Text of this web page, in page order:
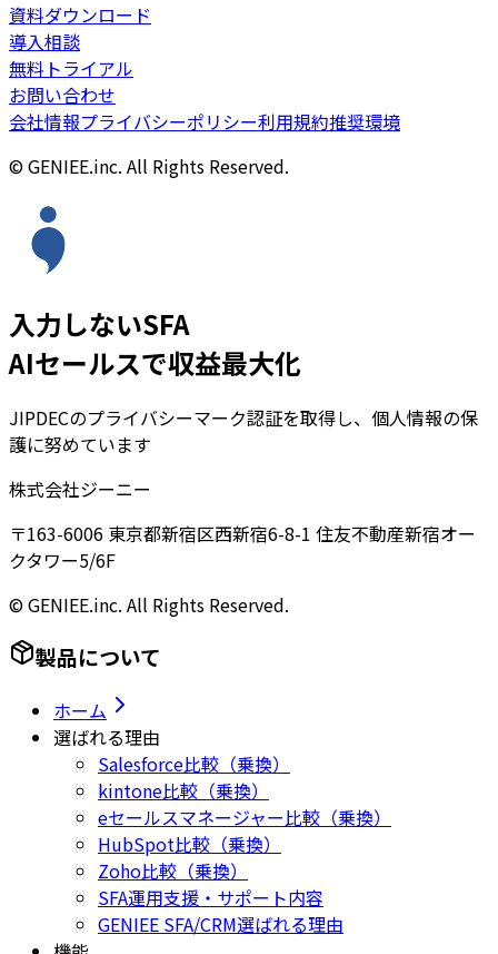
資料ダウンロード
導入相談
無料トライアル
お問い合わせ
会社情報プライバシーポリシー利用規約推奨環境
© GENIEE.inc. All Rights Reserved.
入力しないSFA
AIセールスで収益最大化
JIPDECのプライバシーマーク認証を取得し、個人情報の保
護に努めています
株式会社ジーニー
〒163-6006 東京都新宿区西新宿6-8-1 住友不動産新宿オー
クタワー5/6F
© GENIEE.inc. All Rights Reserved.
製品について
ホーム
選ばれる理由
Salesforce比較（乗換）
kintone比較（乗換）
eセールスマネージャー比較（乗換）
HubSpot比較（乗換）
Zoho比較（乗換）
SFA運用支援・サポート内容
GENIEE SFA/CRM選ばれる理由